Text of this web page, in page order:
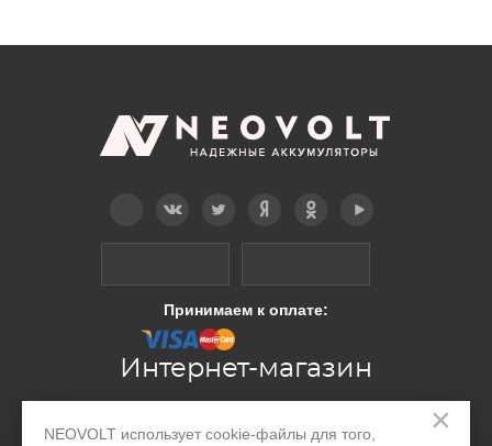
×
NEOVOLT использует cookie-файлы для того,
Принимаем к оплате:
Интернет-магазин
Производство